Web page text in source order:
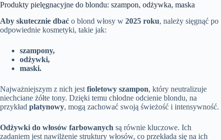
Produkty pielęgnacyjne do blondu: szampon, odżywka, maska
Aby skutecznie dbać o blond włosy w 2025 roku, należy sięgnąć po
odpowiednie kosmetyki, takie jak:
szampony,
odżywki,
maski.
Najważniejszym z nich jest fioletowy szampon, który neutralizuje
niechciane żółte tony. Dzięki temu chłodne odcienie blondu, na
przykład platynowy, mogą zachować swoją świeżość i intensywność.
Odżywki do włosów farbowanych są równie kluczowe. Ich
zadaniem jest nawilżenie struktury włosów, co przekłada się na ich